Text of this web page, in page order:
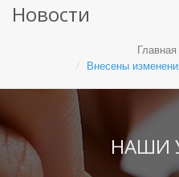
Новости
Главная
Внесены
НАШИ